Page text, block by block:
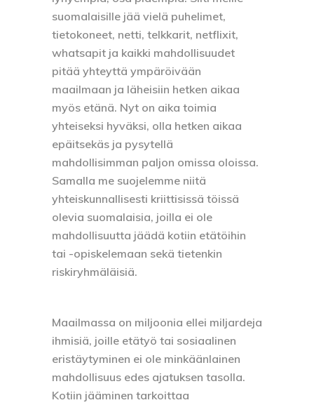
suomalaisille jää vielä puhelimet,
tietokoneet, netti, telkkarit, netflixit,
whatsapit ja kaikki mahdollisuudet
pitää yhteyttä ympäröivään
maailmaan ja läheisiin hetken aikaa
myös etänä. Nyt on aika toimia
yhteiseksi hyväksi, olla hetken aikaa
epäitsekäs ja pysytellä
mahdollisimman paljon omissa oloissa.
Samalla me suojelemme niitä
yhteiskunnallisesti kriittisissä töissä
olevia suomalaisia, joilla ei ole
mahdollisuutta jäädä kotiin etätöihin
tai -opiskelemaan sekä tietenkin
riskiryhmäläisiä.
Maailmassa on miljoonia ellei miljardeja
ihmisiä, joille etätyö tai sosiaalinen
eristäytyminen ei ole minkäänlainen
mahdollisuus edes ajatuksen tasolla.
Kotiin jääminen tarkoittaa